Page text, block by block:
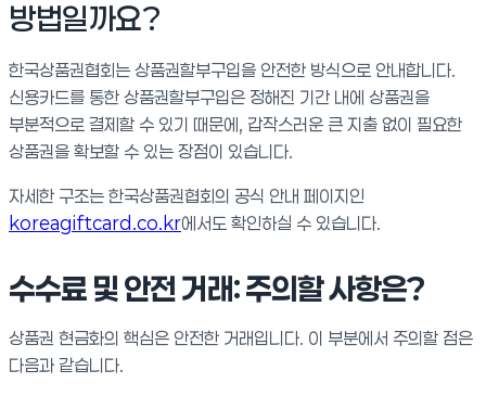
방법일까요?
한국상품권협회는 상품권할부구입을 안전한 방식으로 안내합니다.
신용카드를 통한 상품권할부구입은 정해진 기간 내에 상품권을
부분적으로 결제할 수 있기 때문에, 갑작스러운 큰 지출 없이 필요한
상품권을 확보할 수 있는 장점이 있습니다.
자세한 구조는 한국상품권협회의 공식 안내 페이지인
koreagiftcard.co.kr에서도 확인하실 수 있습니다.
수수료 및 안전 거래: 주의할 사항은?
상품권 현금화의 핵심은 안전한 거래입니다. 이 부분에서 주의할 점은
다음과 같습니다.